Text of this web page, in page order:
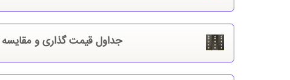
جداول قیمت گذاری و مقایسه